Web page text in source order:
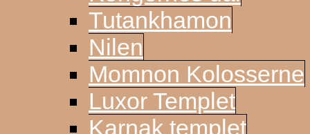
Tutankhamon
Nilen
Momnon Kolosserne
Luxor Templet
Karnak templet